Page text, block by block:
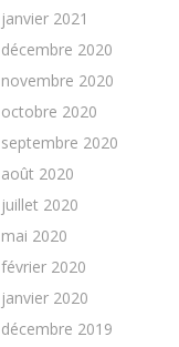
janvier 2021
décembre 2020
novembre 2020
octobre 2020
septembre 2020
août 2020
juillet 2020
mai 2020
février 2020
janvier 2020
décembre 2019